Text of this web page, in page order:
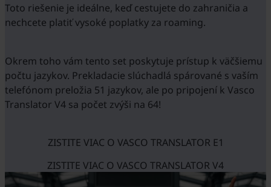
Toto riešenie je ideálne, keď cestujete do zahraničia a
nechcete platiť vysoké poplatky za roaming.
Okrem toho vám tento set poskytuje prístup k väčšiemu
počtu jazykov. Prekladacie slúchadlá spárované s vaším
telefónom preložia 51 jazykov, ale po pripojení k Vasco
Translator V4 sa počet zvýši na 64!
ZISTITE VIAC O VASCO TRANSLATOR E1
ZISTITE VIAC O VASCO TRANSLATOR V4